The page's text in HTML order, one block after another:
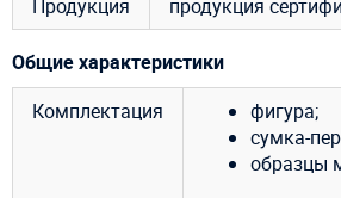
Продукция
продукция
Общие характеристики
Комплектация
фигура;
сумка-
образцы